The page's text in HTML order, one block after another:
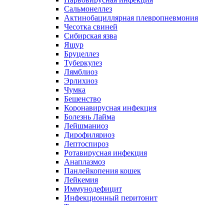
Сальмонеллез
Актинобациллярная плевропневмония
Чесотка свиней
Сибирская язва
Ящур
Бруцеллез
Туберкулез
Лямблиоз
Эрлихиоз
Чумка
Бешенство
Коронавирусная инфекция
Болезнь Лайма
Лейшманиоз
Дирофиляриоз
Лептоспироз
Ротавирусная инфекция
Анаплазмоз
Панлейкопения кошек
Лейкемия
Иммунодефицит
Инфекционный перитонит